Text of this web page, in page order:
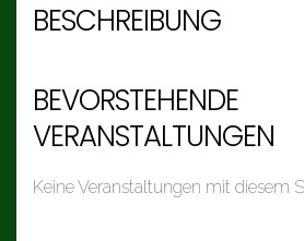
BESCHREIBUNG
BEVORSTEHENDE
VERANSTALTUNGEN
Keine Veranstaltungen mit diesem